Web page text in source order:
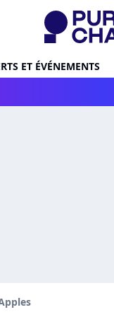
ET ÉVÉNEMENTS